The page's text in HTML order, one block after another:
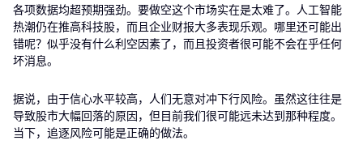
各项数据均超预期强劲。要做空这个市场实在是太难了。人工智能
热潮仍在推高科技股，而且企业财报大多表现乐观。哪里还可能出
错呢？似乎没有什么利空因素了，而且投资者很可能不会在乎任何
坏消息。
据说，由于信心水平较高，人们无意对冲下行风险。虽然这往往是
导致股市大幅回落的原因，但目前我们很可能远未达到那种程度。
当下，追逐风险可能是正确的做法。